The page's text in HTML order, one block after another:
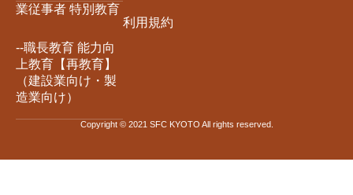
業従事者 特別教育
--職長教育 能力向
上教育【再教育】
（建設業向け・製
造業向け）
利用規約
Copyright © 2021 SFC KYOTO All rights reserved.